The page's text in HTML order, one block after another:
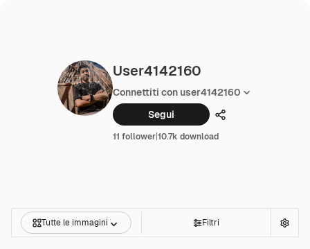
User4142160
Connettiti con user4142160
Segui
Condividi
11 follower|10.7k download
Tutte le immagini Filtri